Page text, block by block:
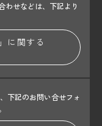
わせなどは、下記より
に関する
下記のお問い合せフォ